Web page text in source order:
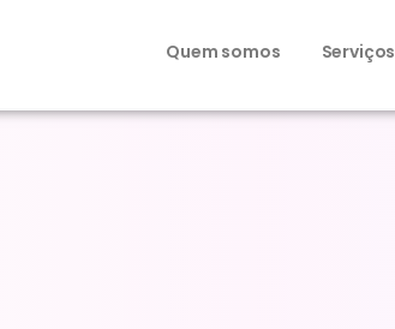
Quem somos Serviços